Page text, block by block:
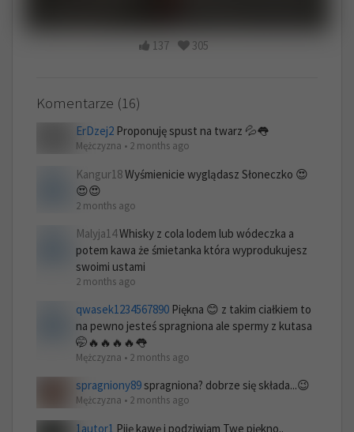
137 305
Komentarze (16)
ErDzej2 Proponuję spust na twarz 💦👅
Mężczyzna • 2 months ago
Kangur18Wyśmienicie wyglądasz Słoneczko 😍
😍😍
2 months ago
Malyja14Whisky z cola lodem lub wódeczka a
potem kawa że śmietanka która wyprodukujesz
swoimi ustami
2 months ago
qwasek1234567890 Piękna 😊 z takim ciałkiem to
na pewno jesteś spragniona ale spermy z kutasa
🤭🔥🔥🔥🔥👅
Mężczyzna • 2 months ago
spragniony89spragniona? dobrze się składa...😉
Mężczyzna • 2 months ago
1autor1 Piję kawę i podziwiam Twe piękno..